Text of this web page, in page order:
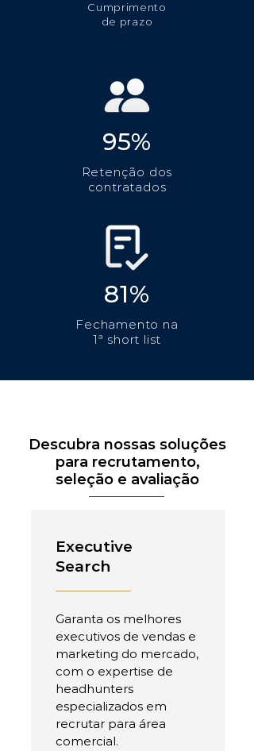
Cumprimento
de prazo
95%
Retenção dos
contratados
81%
Fechamento na
1ª short list
Descubra nossas soluções
para recrutamento,
seleção e avaliação
Executive
Search
Garanta os melhores
executivos de vendas e
marketing do mercado,
com o expertise de
headhunters
especializados em
recrutar para área
comercial.